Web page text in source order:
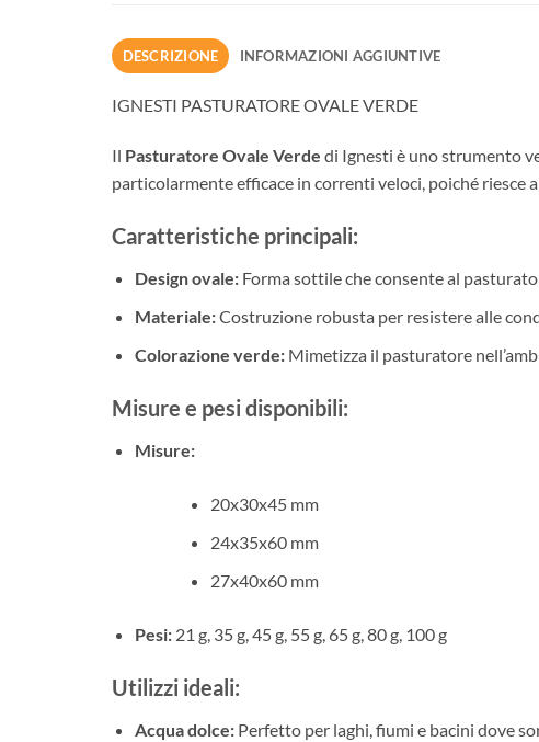
DESCRIZIONE INFORMAZIONI AGGIUNTIVE
IGNESTI PASTURATORE OVALE VERDE
Il Pasturatore Ovale Verde di Ignesti è uno strumento
particolarmente efficace in correnti veloci, poiché riesce
Caratteristiche principali:
Design ovale:Forma sottile che consente al
Materiale:Costruzione robusta per resistere alle
Colorazione verde:Mimetizza il pasturatore
Misure e pesi disponibili:
Misure:
20x30x45 mm
24x35x60 mm
27x40x60 mm
Pesi:21 g, 35 g, 45 g, 55 g, 65 g, 80 g, 100 g
Utilizzi ideali:
Acqua dolce:Perfetto per laghi, fiumi e bacini dove